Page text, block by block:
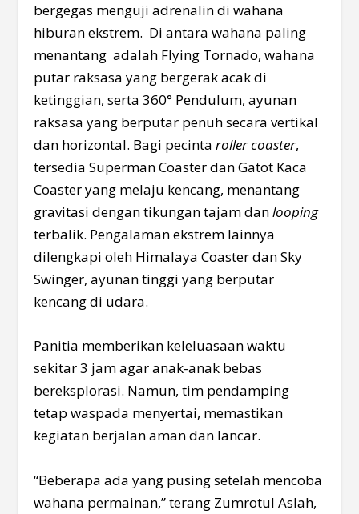
bergegas menguji adrenalin di wahana
hiburan ekstrem. Di antara wahana paling
menantang adalah Flying Tornado, wahana
putar raksasa yang bergerak acak di
ketinggian, serta 360° Pendulum, ayunan
raksasa yang berputar penuh secara vertikal
dan horizontal. Bagi pecintaroller coaster,
tersedia Superman Coaster dan Gatot Kaca
Coaster yang melaju kencang, menantang
gravitasi dengan tikungan tajam danlooping
terbalik. Pengalaman ekstrem lainnya
dilengkapi oleh Himalaya Coaster dan Sky
Swinger, ayunan tinggi yang berputar
kencang di udara.
Panitia memberikan keleluasaan waktu
sekitar 3 jam agar anak-anak bebas
bereksplorasi. Namun, tim pendamping
tetap waspada menyertai, memastikan
kegiatan berjalan aman dan lancar.
“Beberapa ada yang pusing setelah mencoba
wahana permainan,” terang Zumrotul Aslah,